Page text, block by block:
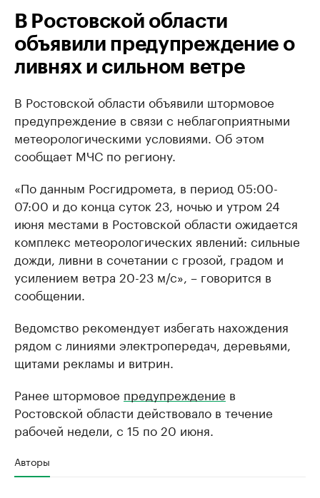
В Ростовской области
объявили предупреждение о
ливнях и сильном ветре
В Ростовской области объявили штормовое
предупреждение в связи с неблагоприятными
метеорологическими условиями. Об этом
сообщает МЧС по региону.
«По данным Росгидромета, в период 05:00-
07:00 и до конца суток 23, ночью и утром 24
июня местами в Ростовской области ожидается
комплекс метеорологических явлений: сильные
дожди, ливни в сочетании с грозой, градом и
усилением ветра 20-23 м/с», – говорится в
сообщении.
Ведомство рекомендует избегать нахождения
рядом с линиями электропередач, деревьями,
щитами рекламы и витрин.
Ранее штормовое предупреждение в
Ростовской области действовало в течение
рабочей недели, с 15 по 20 июня.
Авторы